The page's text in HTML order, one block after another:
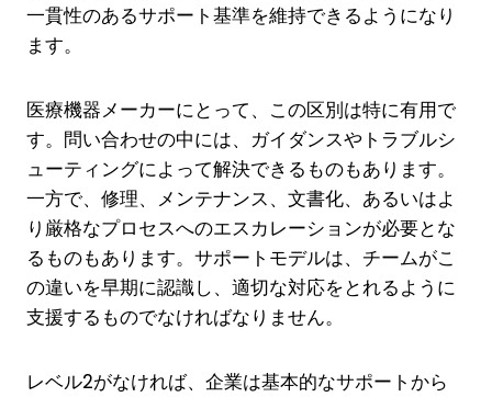
一貫性のあるサポート基準を維持できるようになり
ます。
医療機器メーカーにとって、この区別は特に有用で
す。問い合わせの中には、ガイダンスやトラブルシ
ューティングによって解決できるものもあります。
一方で、修理、メンテナンス、文書化、あるいはよ
り厳格なプロセスへのエスカレーションが必要とな
るものもあります。サポートモデルは、チームがこ
の違いを早期に認識し、適切な対応をとれるように
支援するものでなければなりません。
レベル2がなければ、企業は基本的なサポートから